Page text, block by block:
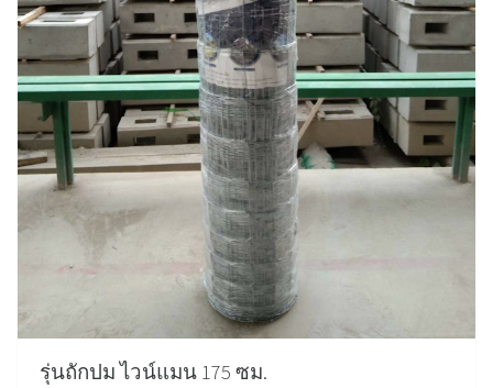
รุ่นถักปม ไวน์แมน 175 ซม.